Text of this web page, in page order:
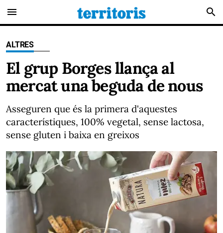
menu search
ALTRES
El grup Borges llança al
mercat una beguda de nous
Asseguren que és la primera d'aquestes
característiques, 100% vegetal, sense lactosa,
sense gluten i baixa en greixos